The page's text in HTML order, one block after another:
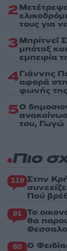
2
τους για
3Μπρίτνεϊ
μπότοξ
εμπειρία
4Γιάννης
αφορά στη
φωνής
5Ο
του,
Πιο
119 Στην
Πού
91 Το
θα
80 Ο